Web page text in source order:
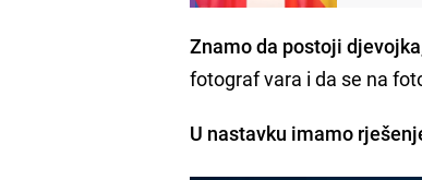
Znamo da postoji
fotograf vara i da se na
U nastavku imamo